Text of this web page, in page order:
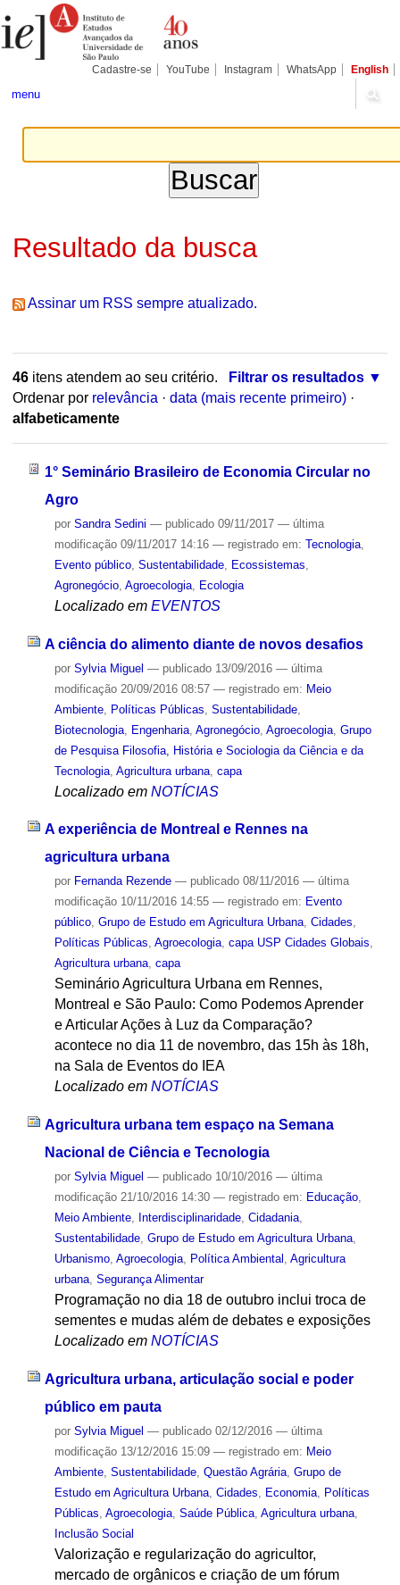
para
conteúdo.
Pessoais
Cadastre-se YouTube Instagram WhatsApp English
menu
Resultado da busca
Assinar um RSS sempre atualizado.
46itens atendem ao seu critério.
Filtrar os resultados
Ordenar por relevância · data (mais recente primeiro) ·
alfabeticamente
1° Seminário Brasileiro de Economia Circular no
Agro
por Sandra Sedini — publicado09/11/2017 — última
modificação09/11/2017 14:16 — registrado em: Tecnologia,
Evento público, Sustentabilidade, Ecossistemas
Agronegócio, Agroecologia, Ecologia
Localizado em EVENTOS
A ciência do alimento diante de novos desafios
por Sylvia Miguel — publicado13/09/2016 — última
modificação20/09/2016 08:57 — registrado em: Meio
Ambiente, Políticas Públicas Sustentabilidade,
Biotecnologia, Engenharia, Agronegócio, Agroecologia, Grupo
de Pesquisa Filosofia, História e Sociologia da Ciência e da
Tecnologia, Agricultura urbana, capa
Localizado em NOTÍCIAS
A experiência de Montreal e Rennes na
agricultura urbana
por Fernanda Rezende — publicado08/11/2016 — última
modificação10/11/2016 14:55 — registrado em: Evento
público, Grupo de Estudo em Agricultura Urbana, Cidades,
Políticas Públicas, Agroecologia, capa USP Cidades Globais,
Agricultura urbana, capa
Seminário Agricultura Urbana em Rennes,
Montreal e São Paulo: Como Podemos Aprender
e Articular Ações à Luz da Comparação?
acontece no dia 11 de novembro, das 15h às 18h,
na Sala de Eventos do IEA
Localizado em NOTÍCIAS
Agricultura urbana tem espaço na Semana
Nacional de Ciência e Tecnologia
por Sylvia Miguel — publicado10/10/2016 — última
modificação21/10/2016 14:30 — registrado em: Educação,
Meio Ambiente, Interdisciplinaridade, Cidadania,
Sustentabilidade, Grupo de Estudo em Agricultura Urbana,
Urbanismo, Agroecologia, Política Ambiental , Agricultura
urbana, Segurança Alimentar
Programação no dia 18 de outubro inclui troca de
sementes e mudas além de debates e exposições
Localizado em NOTÍCIAS
Agricultura urbana, articulação social e poder
público em pauta
por Sylvia Miguel — publicado02/12/2016 — última
modificação13/12/2016 15:09 — registrado em: Meio
Ambiente, Sustentabilidade, Questão Agrária, Grupo de
Estudo em Agricultura Urbana, Cidades Economia, Políticas
Públicas Agroecologia, Saúde Pública, Agricultura urbana,
Inclusão Social
Valorização e regularização do agricultor,
mercado de orgânicos e criação de um fórum